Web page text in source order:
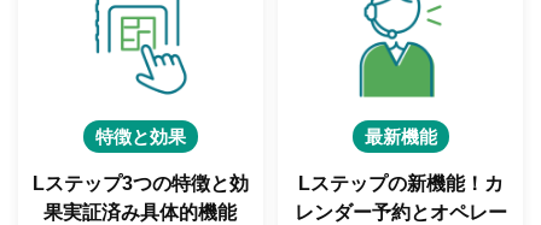
特徴と効果
Lステップ3つの特徴と効
果実証済み具体的機能
最新機能
Lステップの新機能！ カ
レンダー予約とオペレー